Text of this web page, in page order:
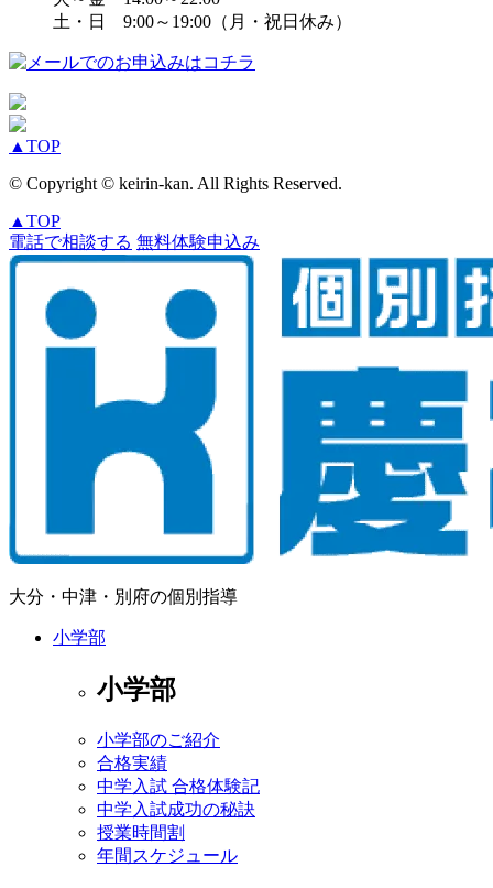
土・日 9:00～19:00（月・祝日休み）
▲ TOP
© Copyright © keirin-kan. All Rights Reserved.
▲ TOP
電話で相談する 無料体験申込み
大分・中津・別府の個別指導
小学部
小学部
小学部のご紹介
合格実績
中学入試 合格体験記
中学入試成功の秘訣
授業時間割
年間スケジュール